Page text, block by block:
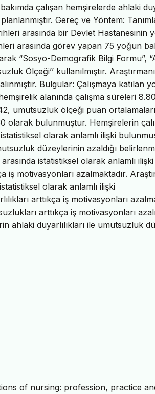
çalışan hemşirelerde ahlaki
Gereç ve Yöntem:
arasında bir Devlet Hastanesinin
arasında görev yapan 75 yoğun
“Sosyo-Demografik Bilgi Formu”,
Ölçeği’’ kullanılmıştır.
Bulgular: Çalışmaya katılan
alanında çalışma süreleri
umutsuzluk ölçeği puan ortalamaları
olarak bulunmuştur. Hemşirelerin
olarak anlamlı ilişki
düzeylerinin azaldığı
istatistiksel olarak anlamlı ilişki
motivasyonları azalmaktadır.
olarak anlamlı ilişki
arttıkça iş motivasyonları
arttıkça iş motivasyonları
ahlaki duyarlılıkları ile umutsuzluk
of nursing: profession, practice